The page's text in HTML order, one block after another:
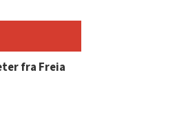
fra Freia